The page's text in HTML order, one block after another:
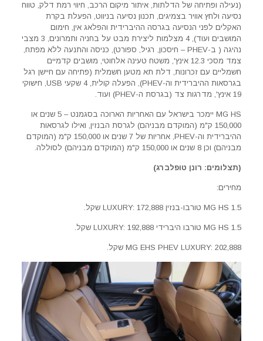
(נעילה ופתיחה של הדלתות, איתור מיקום הרכב, חיווי רמת דלק, טווח
נסיעה ולחץ אוויר בצמיגים, תכנון נסיעה בניווט, הפעלת בקרת
האקלים לפני הנסיעה בגרסה ההיברידית והפלאג אין, חימום
המושבים ועוד), 4 מצלמות ליצירת מבט על בחניה ותמרונים, 3 מצבי
נהיגה ( ב-PHEV – חיסכון, רגיל, ספורט), כניסה והתנעה ללא מפתח,
צמד מסכי 12.3 אינץ', משטח טעינה אלחוטי, מושבים קדמיים
חשמליים עם זכרונות, דלת תא מטען חשמלית (פתיחה עם חיישן רגל
בגרסאות ההיברידית וה-PHEV), הפעלה קולית, 4 שקעי USB, חישוקי
19 אינץ', מדרגות צד (בגרסת ה-PHEV) ועוד.
MG HS יימכר בישראל עם האחריות הארוכה בסגמנט – 5 שנים או
150,000 ק"מ (המוקדם מבניהם) לגרסת הבנזין, ואילו לגרסאות
ההיברידית וה-PHEV, אחריות של 7 שנים או 150,000 ק"מ (המוקדם
מבניהם) וכן 8 שנים או 150,000 ק"מ (המוקדם מבניהם) לסוללה.
(תצלומים: רונן טופלברג)
מחירים:
MG HS 1.5 טורבו-בנזין LUXURY: 172,888 שקל.
MG HS 1.5 טורבו היברידי LUXURY: 192,888 שקל.
MG EHS PHEV LUXURY: 202,888 שקל.